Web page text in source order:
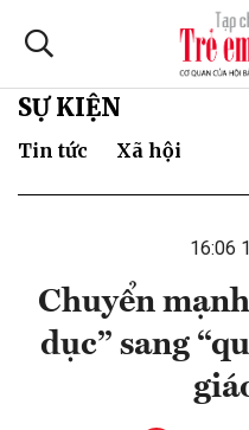
SỰ KIỆN
Tin tức Xã hội
16:06
Chuyển
dục” sang